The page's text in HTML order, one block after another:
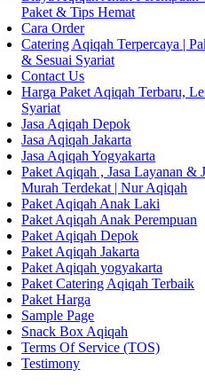
Paket & Tips Hemat
Cara Order
Catering Aqiqah Terpercaya |
& Sesuai Syariat
Contact Us
Harga Paket Aqiqah Terbaru,
Syariat
Jasa Aqiqah Depok
Jasa Aqiqah Jakarta
Jasa Aqiqah Yogyakarta
Paket Aqiqah , Jasa Layanan &
Murah Terdekat | Nur Aqiqah
Paket Aqiqah Anak Laki
Paket Aqiqah Anak Perempuan
Paket Aqiqah Depok
Paket Aqiqah Jakarta
Paket Aqiqah yogyakarta
Paket Catering Aqiqah Terbaik
Paket Harga
Sample Page
Snack Box Aqiqah
Terms Of Service (TOS)
Testimony